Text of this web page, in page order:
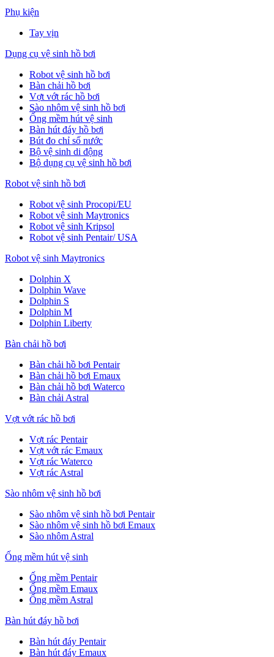
Phụ kiện
Tay vịn
Dụng cụ vệ sinh hồ bơi
Robot vệ sinh hồ bơi
Bàn chải hồ bơi
Vợt vớt rác hồ bơi
Sào nhôm vệ sinh hồ bơi
Ống mềm hút vệ sinh
Bàn hút đáy hồ bơi
Bút đo chỉ số nước
Bộ vệ sinh di động
Bộ dụng cụ vệ sinh hồ bơi
Robot vệ sinh hồ bơi
Robot vệ sinh Procopi/EU
Robot vệ sinh Maytronics
Robot vệ sinh Kripsol
Robot vệ sinh Pentair/ USA
Robot vệ sinh Maytronics
Dolphin X
Dolphin Wave
Dolphin S
Dolphin M
Dolphin Liberty
Bàn chải hồ bơi
Bàn chải hồ bơi Pentair
Bàn chải hồ bơi Emaux
Bàn chải hồ bơi Waterco
Bàn chải Astral
Vợt vớt rác hồ bơi
Vợt rác Pentair
Vợt vớt rác Emaux
Vợt rác Waterco
Vợt rác Astral
Sào nhôm vệ sinh hồ bơi
Sào nhôm vệ sinh hồ bơi Pentair
Sào nhôm vệ sinh hồ bơi Emaux
Sào nhôm Astral
Ống mềm hút vệ sinh
Ống mềm Pentair
Ống mềm Emaux
Ống mềm Astral
Bàn hút đáy hồ bơi
Bàn hút đáy Pentair
Bàn hút đáy Emaux